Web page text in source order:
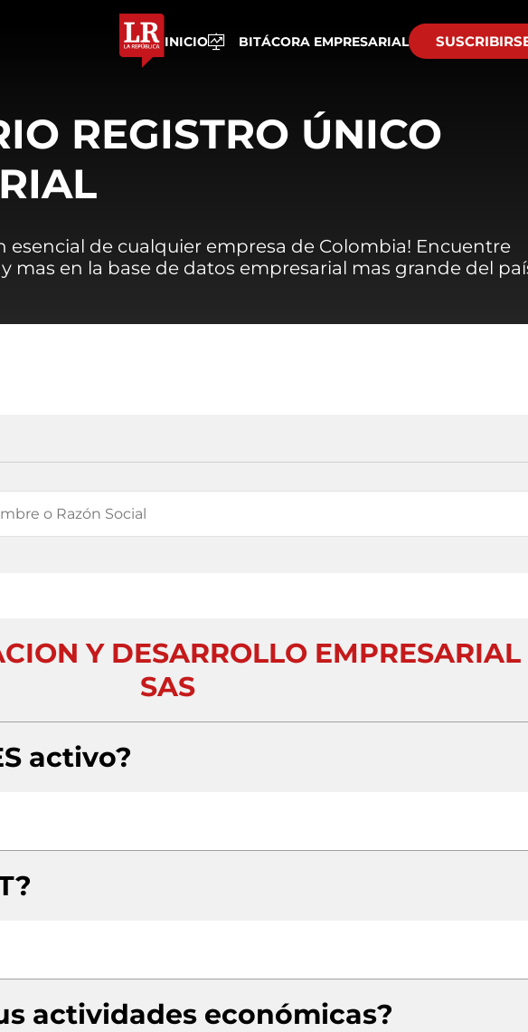
INICIO BITÁCORA EMPRESARIAL
REGISTRO ÚNICO
esencial de cualquier empresa de Colombia! Encuentre
mas en la base de datos empresarial mas grande del
Y DESARROLLO EMPRESARIAL
SAS
activo?
actividades económicas?